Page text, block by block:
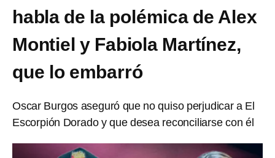
habla de la polémica de Alex
Montiel y Fabiola Martínez,
que lo embarró
Oscar Burgos aseguró que no quiso perjudicar a El
Escorpión Dorado y que desea reconciliarse con él